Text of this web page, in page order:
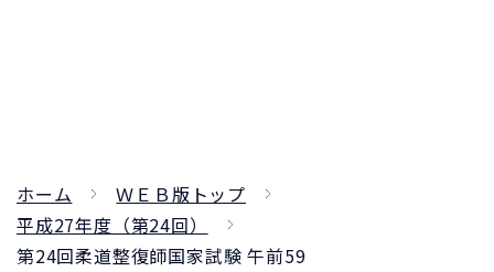
ホーム
ＷＥＢ版トップ
平成27年度（第24回）
第24回柔道整復師国家試験 午前59